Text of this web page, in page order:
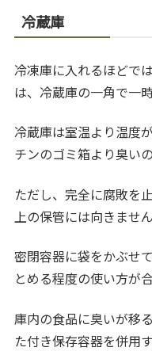
冷蔵庫
冷凍庫に入れるほどで
は、冷蔵庫の一角で一
冷蔵庫は室温より温度
チンのゴミ箱より臭い
ただし、完全に腐敗を
上の保管には向きません
密閉容器に袋をかぶせ
とめる程度の使い方が
庫内の食品に臭いが移
た付き保存容器を併用